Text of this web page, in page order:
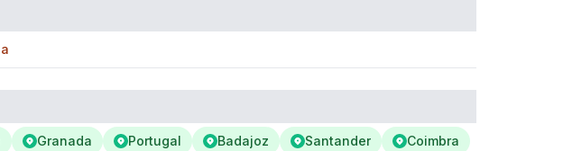
Granada Portugal Badajoz Santander
Coimbra